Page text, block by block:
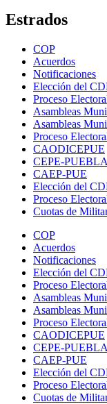
Estrados
COP
Acuerdos
Notificaciones
Elección del
Proceso
Asambleas
Asambleas
Proceso
CAODICEPUE
CEPE-PUEBLA
CAEP-PUE
Elección del
Proceso
Cuotas de
COP
Acuerdos
Notificaciones
Elección del
Proceso
Asambleas
Asambleas
Proceso
CAODICEPUE
CEPE-PUEBLA
CAEP-PUE
Elección del
Proceso
Cuotas de